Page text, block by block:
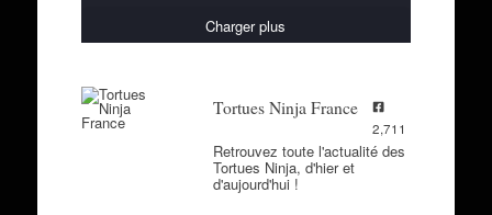
Charger plus
Tortues Ninja France
2,711
Retrouvez toute l'actualité des
Tortues Ninja, d'hier et
d'aujourd'hui !